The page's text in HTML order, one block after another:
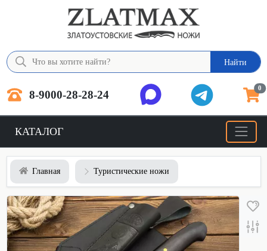
Найти
8-9000-28-28-24 0
КАТАЛОГ
Главная Туристические ножи